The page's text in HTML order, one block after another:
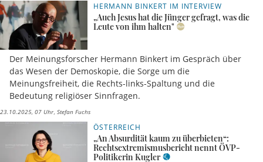
HERMANN BINKERT IM INTERVIEW
„Auch Jesus hat die Jünger gefragt, was die
Leute von ihm halten"
Der Meinungsforscher Hermann Binkert im Gespräch über
das Wesen der Demoskopie, die Sorge um die
Meinungsfreiheit, die Rechts-links-Spaltung und die
Bedeutung religiöser Sinnfragen.
23.10.2025, 07 Uhr Stefan Fuchs
ÖSTERREICH
„An Absurdität kaum zu überbieten“:
Rechtsextremismusbericht nennt ÖVP-
Politikerin Kugler